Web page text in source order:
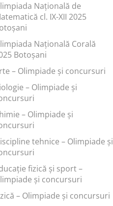
Națională de
cl. IX-XII 2025
Națională Corală
Botoșani
– Olimpiade și concursuri
– Olimpiade și
– Olimpiade și
tehnice – Olimpiade și
fizică şi sport –
și concursuri
– Olimpiade și concursuri